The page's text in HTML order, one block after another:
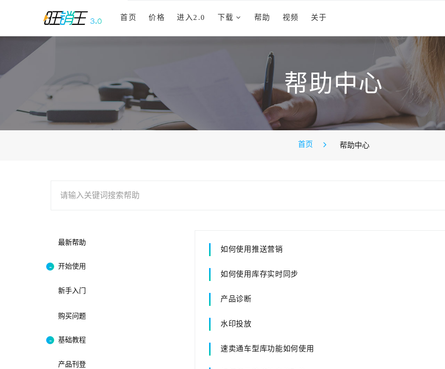
首页 价格 进入2.0 下载 帮助 视频 关于
帮助中心
首页 帮助中心
请输入关键词搜索帮助
最新帮助
开始使用
新手入门
购买问题
基础教程
产品刊登
如何使用推送营销
如何使用库存实时同步
产品诊断
水印投放
速卖通车型库功能如何使用